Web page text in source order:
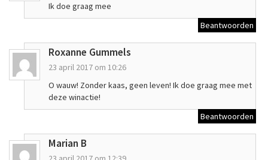
Ik doe graag mee
Beantwoorden
Roxanne Gummels
23 april 2017 om 10:26
O wauw! Zonder kaas, geen leven! Ik doe graag mee met
deze winactie!
Beantwoorden
Marian B